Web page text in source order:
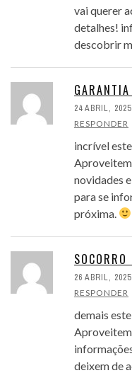
vai querer
detalhes!
descobrir
24 ABRIL,
RESPONDER
incrível
Aproveitem
novidades
para se
próxima.
26 ABRIL,
RESPONDER
demais
deixem de